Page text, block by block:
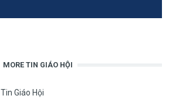
MORE TIN GIÁO HỘI
Tin Giáo Hội